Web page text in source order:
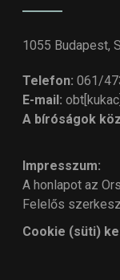
1055 Budapest,
Telefon: 061/
E-mail:
A bíróságok
Impresszum:
A honlapot az
Felelős
Cookie (süti)